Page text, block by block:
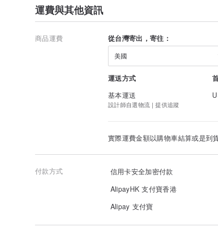
運費與其他資訊
商品運費 從台灣寄出，寄往：
美國
運送方式
基本運送
設計師自選物流 | 提供追蹤
實際運費金額以購物車結算或是到
付款方式
信用卡安全加密付款
AlipayHK 支付寶香港
Alipay 支付寶